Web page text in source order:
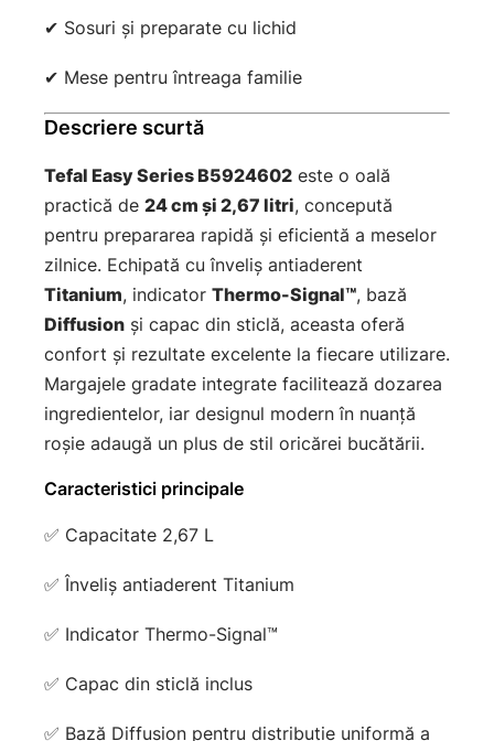
✔ Sosuri și preparate cu lichid
✔ Mese pentru întreaga familie
Descriere scurtă
Tefal Easy Series B5924602 este o oală
practică de 24 cm și 2,67 litri, concepută
pentru prepararea rapidă și eficientă a meselor
zilnice. Echipată cu înveliș antiaderent
Titanium, indicator Thermo-Signal™, bază
Diffusion și capac din sticlă, aceasta oferă
confort și rezultate excelente la fiecare utilizare.
Margajele gradate integrate facilitează dozarea
ingredientelor, iar designul modern în nuanță
roșie adaugă un plus de stil oricărei bucătării.
Caracteristici principale
✅ Capacitate 2,67 L
✅ Înveliș antiaderent Titanium
✅ Indicator Thermo-Signal™
✅ Capac din sticlă inclus
✅ Bază Diffusion pentru distribuție uniformă a